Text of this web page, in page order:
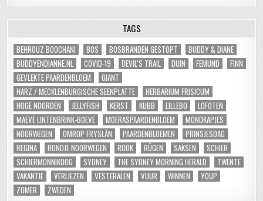
TAGS
BEHROUZ BOOCHANI BOS BOSBRANDEN GESTOPT
BUDDY & DIANE
BUDDYENDIANNE.NL
COVID-19 DEVIL'S TRAIL DUIN FEMUND
FINN
GEVLEKTE PAARDENBLOEM
GIANT
HARZ / MECKLENBURGISCHE SEENPLATTE
HERBARIUM FRISICUM
HOGE NOORDEN
JELLYFISH KERST KUBB LILLEBO
LOFOTEN
MAEVE LINTENBRINK-BOEVE
MOERASPAARDENBLOEM
MONDKAPJES
NOORWEGEN
OMROP FRYSLÂN PAARDENBLOEMEN
PRINSJESDAG
REGINA
RONDJE NOORWEGEN ROOK RÜGEN SAKSEN
SCHIER
SCHIERMONNIKOOG
SYDNEY THE SYDNEY MORNING HERALD
TWENTE
VAKANTIE
VERLIEZEN VESTERALEN VUUR WINNEN
YOUP
ZOMER
ZWEDEN